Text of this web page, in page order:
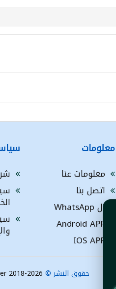
معلومات
معلومات عنا
اتصل بنا
ال WhatsApp
Android APP
IOS APP
حقوق النشر © 2018-2026